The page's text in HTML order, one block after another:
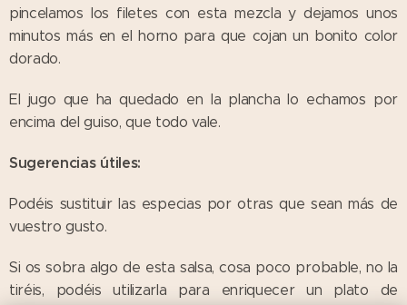
pincelamos los filetes con esta mezcla y dejamos unos
minutos más en el horno para que cojan un bonito color
dorado.
El jugo que ha quedado en la plancha lo echamos por
encima del guiso, que todo vale.
Sugerencias útiles:
Podéis sustituir las especias por otras que sean más de
vuestro gusto.
Si os sobra algo de esta salsa, cosa poco probable, no la
tiréis, podéis utilizarla para enriquecer un plato de